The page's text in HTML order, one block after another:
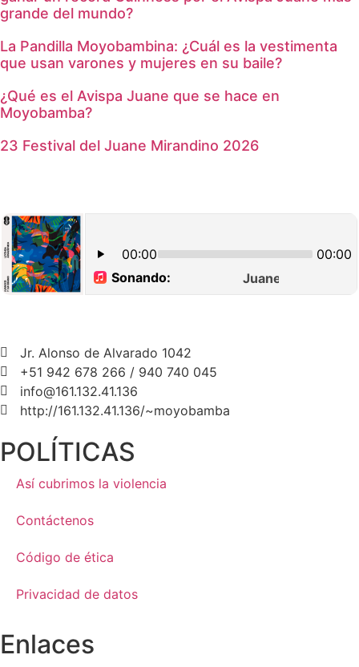
grande del mundo?
La Pandilla Moyobambina: ¿Cuál es la vestimenta
que usan varones y mujeres en su baile?
¿Qué es el Avispa Juane que se hace en
Moyobamba?
23 Festival del Juane Mirandino 2026
Jr. Alonso de Alvarado 1042
+51 942 678 266 / 940 740 045
info@161.132.41.136
http://161.132.41.136/~moyobamba
POLÍTICAS
Así cubrimos la violencia
Contáctenos
Código de ética
Privacidad de datos
Enlaces